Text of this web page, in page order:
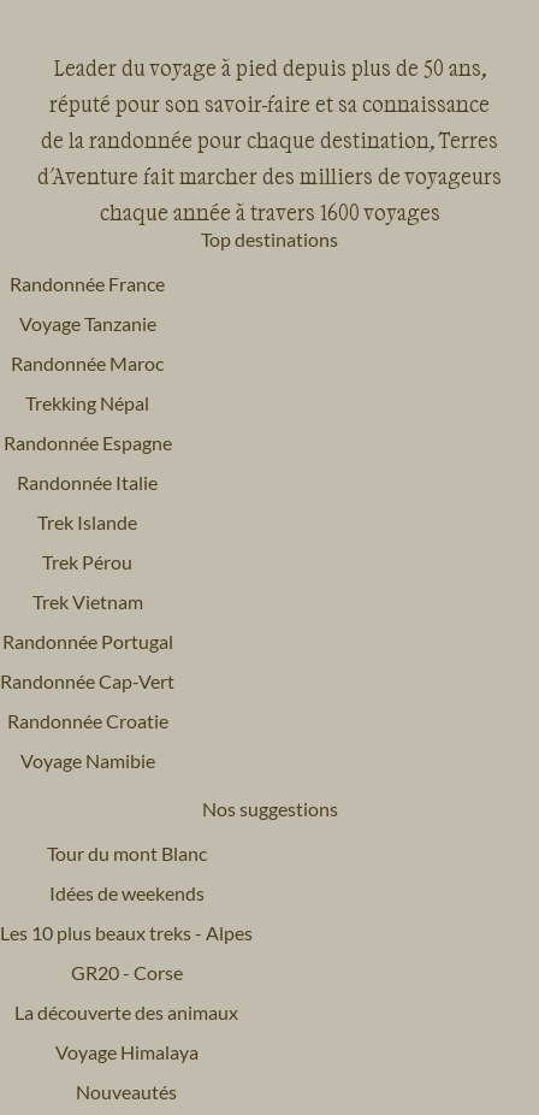
Leader du voyage à pied depuis plus de 50 ans,
réputé pour son savoir-faire et sa connaissance
de la randonnée pour chaque destination, Terres
d'Aventure fait marcher des milliers de voyageurs
chaque année à travers 1600 voyages
Top destinations
Randonnée France
Voyage Tanzanie
Randonnée Maroc
Trekking Népal
Randonnée Espagne
Randonnée Italie
Trek Islande
Trek Pérou
Trek Vietnam
Randonnée Portugal
Randonnée Cap-Vert
Randonnée Croatie
Voyage Namibie
Nos suggestions
Tour du mont Blanc
Idées de weekends
Les 10 plus beaux treks - Alpes
GR20 - Corse
La découverte des animaux
Voyage Himalaya
Nouveautés